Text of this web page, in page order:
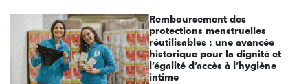
Remboursement des
protections menstruelles
réutilisables : une avancée
historique pour la dignité et
l’égalité d’accès à l’hygiène
intime